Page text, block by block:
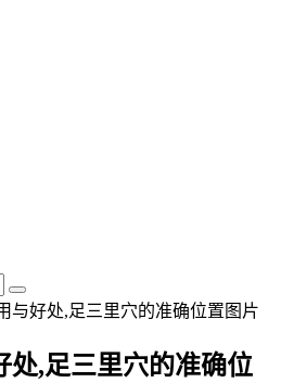
与好处,足三里穴的准确位置图片
处,足三里穴的准确位